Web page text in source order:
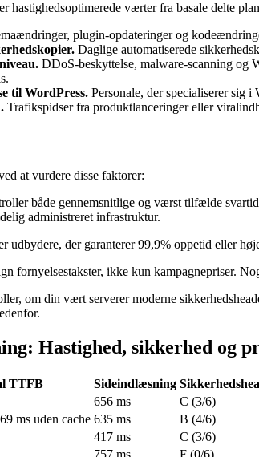
hastighedsoptimerede værter fra basale delte
plugin-opdateringer og
Daglige automatiserede
DDoS-beskyttelse, malware-scanning og
til WordPress. Personale, der specialiserer sig
Trafikspidser fra produktlanceringer eller
at vurdere disse faktorer:
både gennemsnitlige og værst tilfælde
administreret infrastruktur.
udbydere, der garanterer 99,9% oppetid eller
fornyelsestakster, ikke kun kampagnepriser.
om din vært serverer moderne
Hastighed, sikkerhed og
TTFB Sideindlæsning
656 ms C (3/6)
ms uden cache 635 ms B (4/6)
417 ms C (3/6)
757 ms F (0/6)